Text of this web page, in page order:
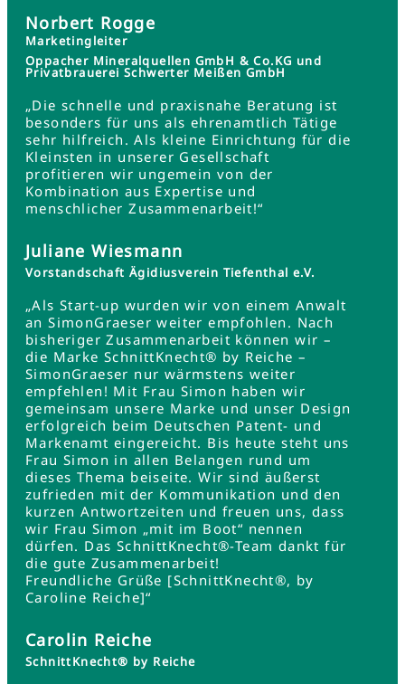
Norbert Rogge
Marketingleiter
Oppacher Mineralquellen GmbH & Co.KG und
Privatbrauerei Schwerter Meißen GmbH
„Die schnelle und praxisnahe Beratung ist
besonders für uns als ehrenamtlich Tätige
sehr hilfreich. Als kleine Einrichtung für die
Kleinsten in unserer Gesellschaft
profitieren wir ungemein von der
Kombination aus Expertise und
menschlicher Zusammenarbeit!“
Juliane Wiesmann
Vorstandschaft Ägidiusverein Tiefenthal e.V.
„Als Start-up wurden wir von einem Anwalt
an SimonGraeser weiter empfohlen. Nach
bisheriger Zusammenarbeit können wir –
die Marke SchnittKnecht® by Reiche –
SimonGraeser nur wärmstens weiter
empfehlen! Mit Frau Simon haben wir
gemeinsam unsere Marke und unser Design
erfolgreich beim Deutschen Patent- und
Markenamt eingereicht. Bis heute steht uns
Frau Simon in allen Belangen rund um
dieses Thema beiseite. Wir sind äußerst
zufrieden mit der Kommunikation und den
kurzen Antwortzeiten und freuen uns, dass
wir Frau Simon „mit im Boot“ nennen
dürfen. Das SchnittKnecht®-Team dankt für
die gute Zusammenarbeit!
Freundliche Grüße [SchnittKnecht®, by
Caroline Reiche]“
Carolin Reiche
SchnittKnecht® by Reiche